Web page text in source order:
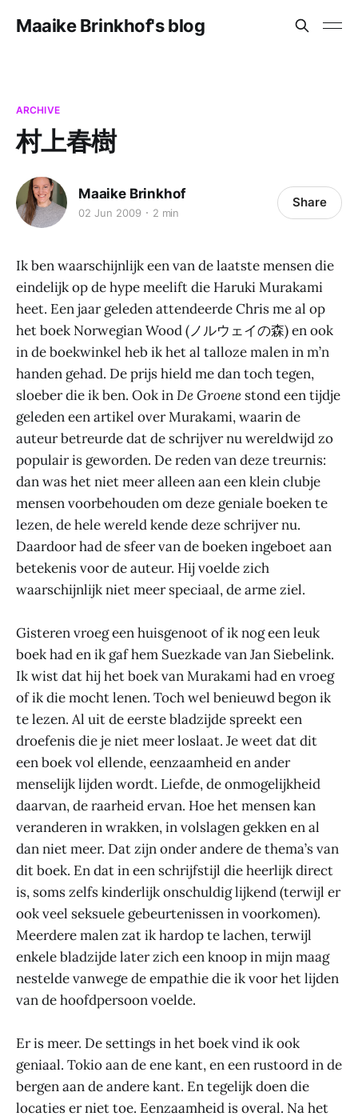
Maaike Brinkhof's blog
ARCHIVE
村上春樹
Maaike Brinkhof
02 Jun 2009 2 min
Share
Ik ben waarschijnlijk een van de laatste mensen die
eindelijk op de hype meelift die Haruki Murakami
heet. Een jaar geleden attendeerde Chris me al op
het boek Norwegian Wood (ノルウェイの森) en ook
in de boekwinkel heb ik het al talloze malen in m’n
handen gehad. De prijs hield me dan toch tegen,
sloeber die ik ben. Ook inDe Groene stond een tijdje
geleden een artikel over Murakami, waarin de
auteur betreurde dat de schrijver nu wereldwijd zo
populair is geworden. De reden van deze treurnis:
dan was het niet meer alleen aan een klein clubje
mensen voorbehouden om deze geniale boeken te
lezen, de hele wereld kende deze schrijver nu.
Daardoor had de sfeer van de boeken ingeboet aan
betekenis voor de auteur. Hij voelde zich
waarschijnlijk niet meer speciaal, de arme ziel.
Gisteren vroeg een huisgenoot of ik nog een leuk
boek had en ik gaf hem Suezkade van Jan Siebelink.
Ik wist dat hij het boek van Murakami had en vroeg
of ik die mocht lenen. Toch wel benieuwd begon ik
te lezen. Al uit de eerste bladzijde spreekt een
droefenis die je niet meer loslaat. Je weet dat dit
een boek vol ellende, eenzaamheid en ander
menselijk lijden wordt. Liefde, de onmogelijkheid
daarvan, de raarheid ervan. Hoe het mensen kan
veranderen in wrakken, in volslagen gekken en al
dan niet meer. Dat zijn onder andere de thema’s van
dit boek. En dat in een schrijfstijl die heerlijk direct
is, soms zelfs kinderlijk onschuldig lijkend (terwijl er
ook veel seksuele gebeurtenissen in voorkomen).
Meerdere malen zat ik hardop te lachen, terwijl
enkele bladzijde later zich een knoop in mijn maag
nestelde vanwege de empathie die ik voor het lijden
van de hoofdpersoon voelde.
Er is meer. De settings in het boek vind ik ook
geniaal. Tokio aan de ene kant, en een rustoord in de
bergen aan de andere kant. En tegelijk doen die
locaties er niet toe. Eenzaamheid is overal. Na het